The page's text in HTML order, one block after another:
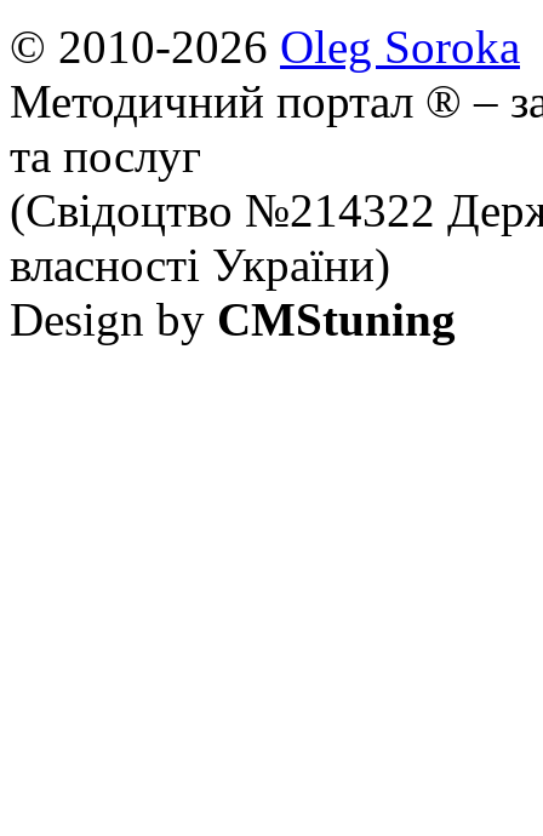
© 2010-2026 Oleg Soroka
Методичний портал ® –
та послуг
(Свідоцтво №214322
власності України)
Design by CMStuning